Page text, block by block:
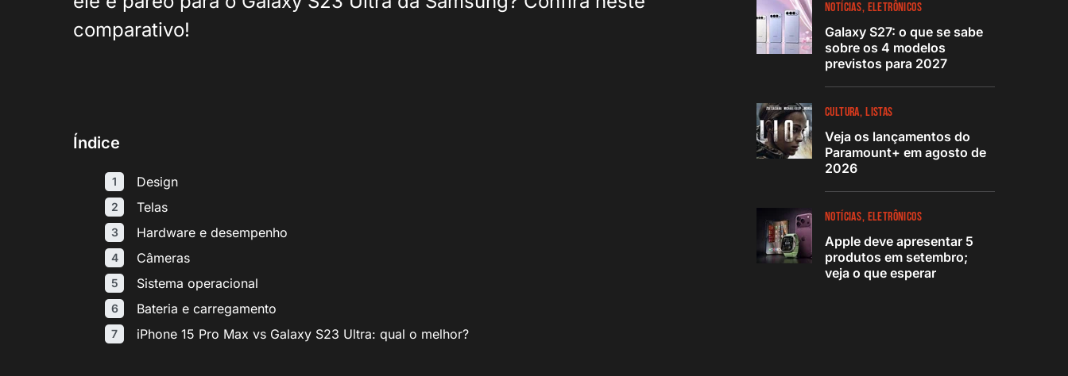
comparativo!
Índice
Design
Telas
Hardware e desempenho
Câmeras
Sistema operacional
Bateria e carregamento
iPhone 15 Pro Max vs Galaxy S23 Ultra: qual o melhor?
NOTÍCIAS ELETRÔNICOS
Galaxy S27: o que se sabe
sobre os 4 modelos
previstos para 2027
CULTURA LISTAS
Veja os lançamentos do
Paramount+ em agosto de
2026
NOTÍCIAS ELETRÔNICOS
Apple deve apresentar 5
produtos em setembro;
veja o que esperar